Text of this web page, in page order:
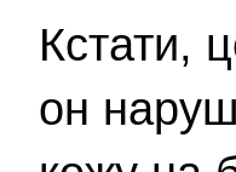
Кстати,
он